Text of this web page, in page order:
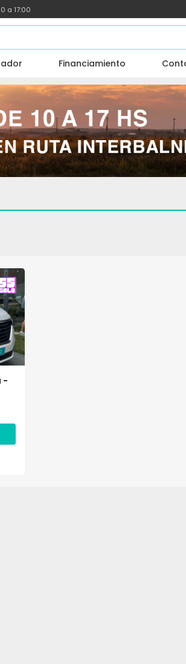
Financiamiento
a 17:00
-